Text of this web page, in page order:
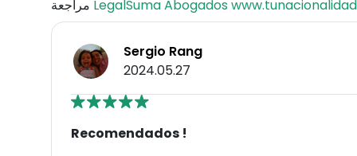
LegalSuma Abogados
Sergio Rang
2024.05.27
Recomendados !